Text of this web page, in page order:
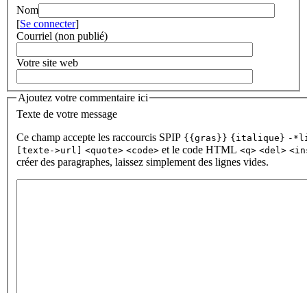
Nom
[Se connecter]
Courriel (non publié)
Votre site web
Ajoutez votre commentaire ici
Texte de votre message
Ce champ accepte les raccourcis SPIP {{gras}} {italique} -
[texte->url] <quote> <code> et le code HTML <q> <del>
créer des paragraphes, laissez simplement des lignes vides.